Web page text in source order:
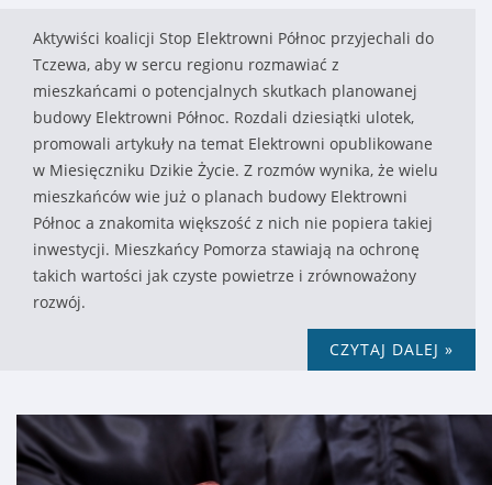
Aktywiści koalicji Stop Elektrowni Północ przyjechali do
Tczewa, aby w sercu regionu rozmawiać z
mieszkańcami o potencjalnych skutkach planowanej
budowy Elektrowni Północ. Rozdali dziesiątki ulotek,
promowali artykuły na temat Elektrowni opublikowane
w Miesięczniku Dzikie Życie. Z rozmów wynika, że wielu
mieszkańców wie już o planach budowy Elektrowni
Północ a znakomita większość z nich nie popiera takiej
inwestycji. Mieszkańcy Pomorza stawiają na ochronę
takich wartości jak czyste powietrze i zrównoważony
rozwój.
CZYTAJ DALEJ »